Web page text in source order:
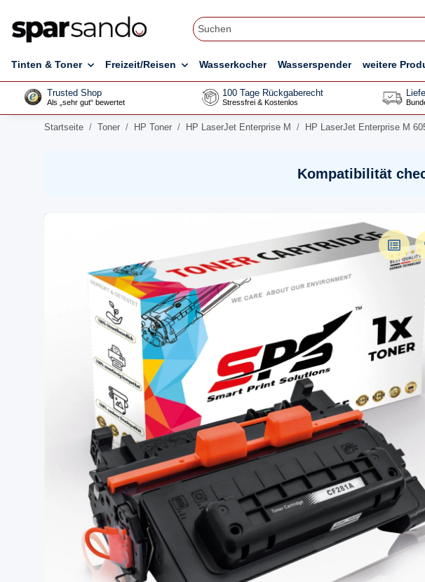
Tinten & Toner Freizeit/Reisen Wasserkocher Wasserspender weitere
Trusted Shop
Als „sehr gut“ bewertet
100 Tage Rückgaberecht
Stressfrei & Kostenlos
Startseite Toner HP Toner HP LaserJet Enterprise M HP LaserJet Enterprise M
Kompatibilität